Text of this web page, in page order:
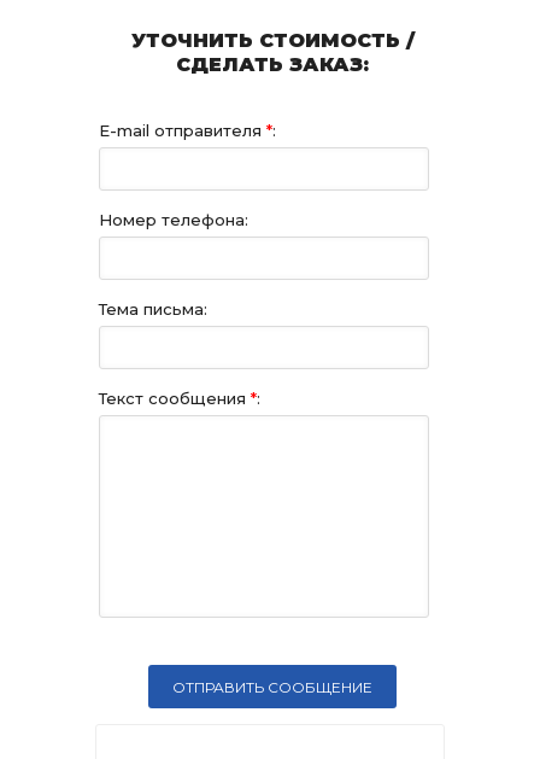
УТОЧНИТЬ СТОИМОСТЬ /
СДЕЛАТЬ ЗАКАЗ:
E-mail отправителя *:
Номер телефона:
Тема письма:
Текст сообщения *: